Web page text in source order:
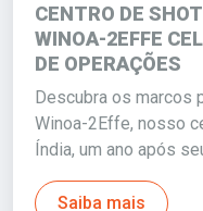
CENTRO DE
WINOA-2EFFE
DE OPERAÇÕES
Descubra os marcos
Winoa-2Effe, nosso
Índia, um ano após
Saiba mais